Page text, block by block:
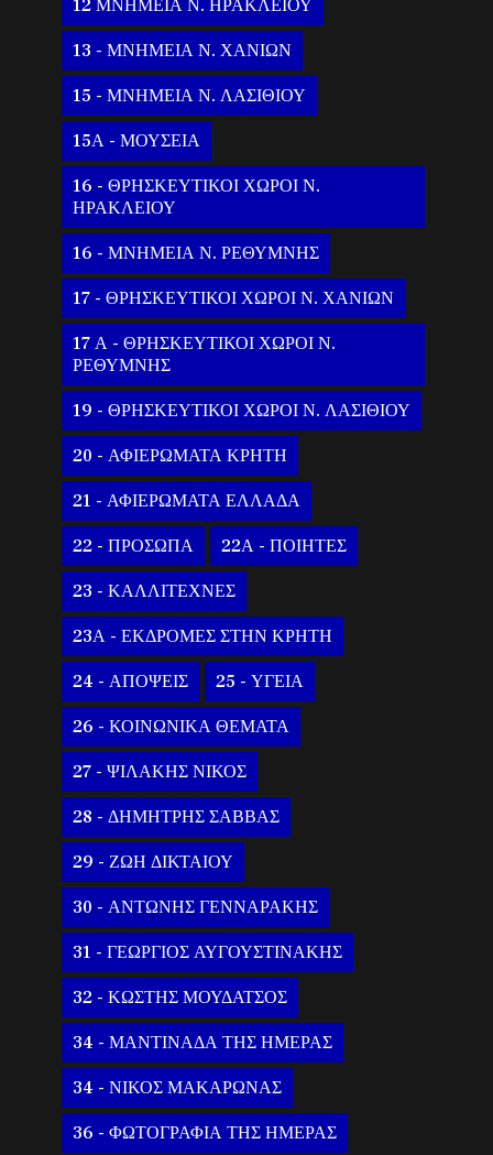
12 ΜΝΗΜΕΙΑ Ν. ΗΡΑΚΛΕΙΟΥ
13 - ΜΝΗΜΕΙΑ Ν. ΧΑΝΙΩΝ
15 - ΜΝΗΜΕΙΑ Ν. ΛΑΣΙΘΙΟΥ
15Α - ΜΟΥΣΕΙΑ
16 - ΘΡΗΣΚΕΥΤΙΚΟΙ ΧΩΡΟΙ Ν.
ΗΡΑΚΛΕΙΟΥ
16 - ΜΝΗΜΕΙΑ Ν. ΡΕΘΥΜΝΗΣ
17 - ΘΡΗΣΚΕΥΤΙΚΟΙ ΧΩΡΟΙ Ν. ΧΑΝΙΩΝ
17 Α - ΘΡΗΣΚΕΥΤΙΚΟΙ ΧΩΡΟΙ Ν.
ΡΕΘΥΜΝΗΣ
19 - ΘΡΗΣΚΕΥΤΙΚΟΙ ΧΩΡΟΙ Ν. ΛΑΣΙΘΙΟΥ
20 - ΑΦΙΕΡΩΜΑΤΑ ΚΡΗΤΗ
21 - ΑΦΙΕΡΩΜΑΤΑ ΕΛΛΑΔΑ
22 - ΠΡΟΣΩΠΑ 22Α - ΠΟΙΗΤΕΣ
23 - ΚΑΛΛΙΤΕΧΝΕΣ
23Α - ΕΚΔΡΟΜΕΣ ΣΤΗΝ ΚΡΗΤΗ
24 - ΑΠΟΨΕΙΣ 25 - ΥΓΕΙΑ
26 - ΚΟΙΝΩΝΙΚΑ ΘΕΜΑΤΑ
27 - ΨΙΛΑΚΗΣ ΝΙΚΟΣ
28 - ΔΗΜΗΤΡΗΣ ΣΑΒΒΑΣ
29 - ΖΩΗ ΔΙΚΤΑΙΟΥ
30 - ΑΝΤΩΝΗΣ ΓΕΝΝΑΡΑΚΗΣ
31 - ΓΕΩΡΓΙΟΣ ΑΥΓΟΥΣΤΙΝΑΚΗΣ
32 - ΚΩΣΤΗΣ ΜΟΥΔΑΤΣΟΣ
34 - ΜΑΝΤΙΝΑΔΑ ΤΗΣ ΗΜΕΡΑΣ
34 - ΝΙΚΟΣ ΜΑΚΑΡΩΝΑΣ
36 - ΦΩΤΟΓΡΑΦΙΑ ΤΗΣ ΗΜΕΡΑΣ